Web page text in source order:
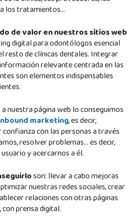
los tratamientos…
de valor en nuestros sitios web
digital para odontólogos esencial
resto de clínicas dentales. Integrar
relevante centrada en las
son elementos indispensables
nuestra página web lo conseguimos
marketing, es decir,
con las personas a través
resolver problemas… es decir,
y acercarnos a él.
son: llevar a cabo mejoras
nuestras redes sociales, crear
relaciones con otras páginas
prensa digital.